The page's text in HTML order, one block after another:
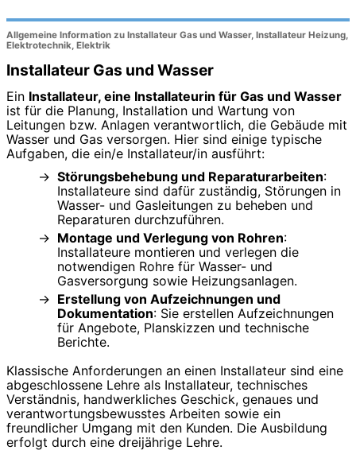
Allgemeine Information zu Installateur Gas und Wasser, Installateur Heizung,
Elektrotechnik, Elektrik
Installateur Gas und Wasser
Ein Installateur, eine Installateurin für Gas und Wasser
ist für die Planung, Installation und Wartung von
Leitungen bzw. Anlagen verantwortlich, die Gebäude mit
Wasser und Gas versorgen. Hier sind einige typische
Aufgaben, die ein/e Installateur/in ausführt:
Störungsbehebung und Reparaturarbeiten:
Installateure sind dafür zuständig, Störungen in
Wasser- und Gasleitungen zu beheben und
Reparaturen durchzuführen.
Montage und Verlegung von Rohren:
Installateure montieren und verlegen die
notwendigen Rohre für Wasser- und
Gasversorgung sowie Heizungsanlagen.
Erstellung von Aufzeichnungen und
Dokumentation: Sie erstellen Aufzeichnungen
für Angebote, Planskizzen und technische
Berichte.
Klassische Anforderungen an einen Installateur sind eine
abgeschlossene Lehre als Installateur, technisches
Verständnis, handwerkliches Geschick, genaues und
verantwortungsbewusstes Arbeiten sowie ein
freundlicher Umgang mit den Kunden. Die Ausbildung
erfolgt durch eine dreijährige Lehre.